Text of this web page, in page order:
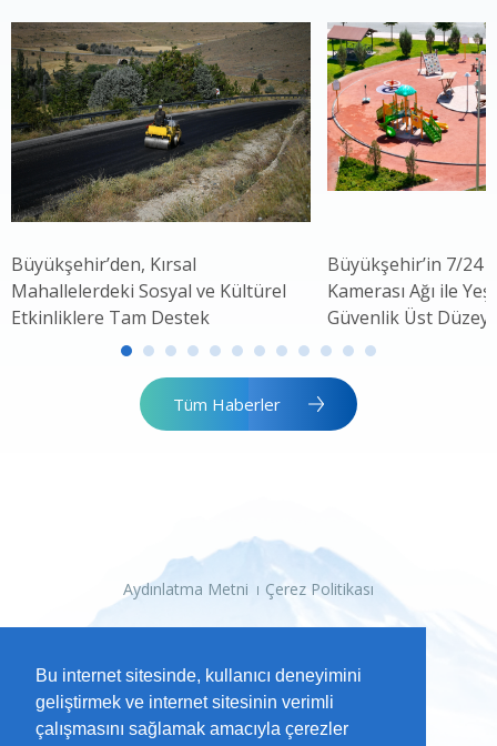
Bu internet sitesinde, kullanıcı deneyimini
geliştirmek ve internet sitesinin verimli
çalışmasını sağlamak amacıyla çerezler
Büyükşehir’den, Kırsal
Mahallelerdeki Sosyal ve Kültürel
Etkinliklere Tam Destek
Büyükşehir’in 7/24
Kamerası Ağı ile
Güvenlik Üst
Tüm Haberler
Aydınlatma Metni Çerez Politikası